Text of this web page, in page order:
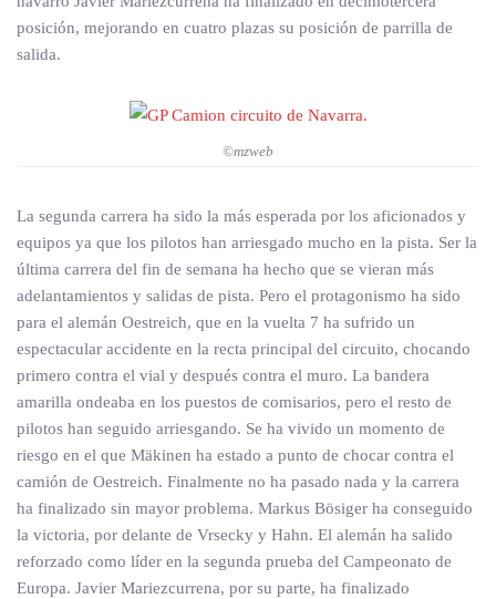
posición, mejorando en cuatro plazas su posición de parrilla de
salida.
©mzweb
La segunda carrera ha sido la más esperada por los aficionados y
equipos ya que los pilotos han arriesgado mucho en la pista. Ser la
última carrera del fin de semana ha hecho que se vieran más
adelantamientos y salidas de pista. Pero el protagonismo ha sido
para el alemán Oestreich, que en la vuelta 7 ha sufrido un
espectacular accidente en la recta principal del circuito, chocando
primero contra el vial y después contra el muro. La bandera
amarilla ondeaba en los puestos de comisarios, pero el resto de
pilotos han seguido arriesgando. Se ha vivido un momento de
riesgo en el que Mäkinen ha estado a punto de chocar contra el
camión de Oestreich. Finalmente no ha pasado nada y la carrera
ha finalizado sin mayor problema. Markus Bösiger ha conseguido
la victoria, por delante de Vrsecky y Hahn. El alemán ha salido
reforzado como líder en la segunda prueba del Campeonato de
Europa. Javier Mariezcurrena, por su parte, ha finalizado